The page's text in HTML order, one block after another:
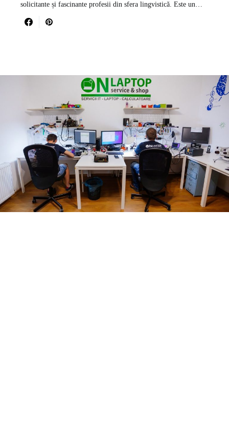
solicitante și fascinante profesii din sfera lingvistică. Este un…